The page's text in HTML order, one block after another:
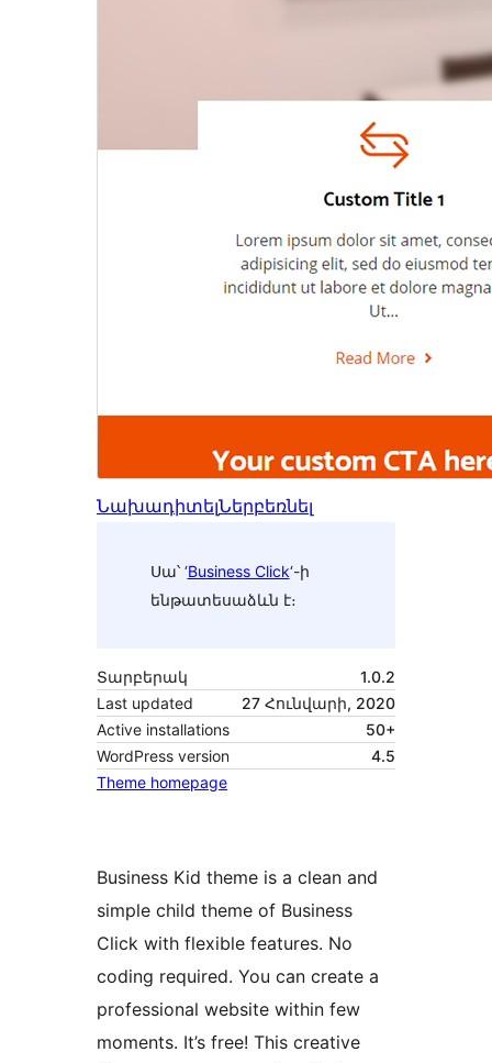
ՆախադիտելՆերբեռնել
Սա՝ ‘Business Click‘-ի
ենթատեսաձևն է։
Տարբերակ
1.0.2
Last updated
27 Հունվարի, 2020
Active installations
50+
WordPress version
4.5
Theme homepage
Business Kid theme is a clean and
simple child theme of Business
Click with flexible features. No
coding required. You can create a
professional website within few
moments. It’s free! This creative